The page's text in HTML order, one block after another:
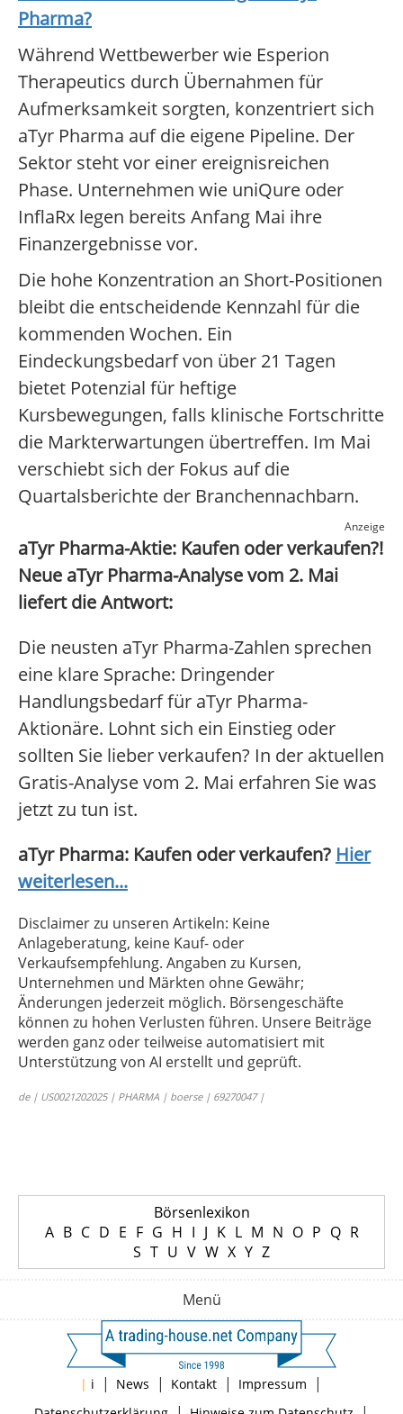
Pharma?
Während Wettbewerber wie Esperion
Therapeutics durch Übernahmen für
Aufmerksamkeit sorgten, konzentriert sich
aTyr Pharma auf die eigene Pipeline. Der
Sektor steht vor einer ereignisreichen
Phase. Unternehmen wie uniQure oder
InflaRx legen bereits Anfang Mai ihre
Finanzergebnisse vor.
Die hohe Konzentration an Short-Positionen
bleibt die entscheidende Kennzahl für die
kommenden Wochen. Ein
Eindeckungsbedarf von über 21 Tagen
bietet Potenzial für heftige
Kursbewegungen, falls klinische Fortschritte
die Markterwartungen übertreffen. Im Mai
verschiebt sich der Fokus auf die
Quartalsberichte der Branchennachbarn.
Anzeige
aTyr Pharma-Aktie: Kaufen oder verkaufen?!
Neue aTyr Pharma-Analyse vom 2. Mai
liefert die Antwort:
Die neusten aTyr Pharma-Zahlen sprechen
eine klare Sprache: Dringender
Handlungsbedarf für aTyr Pharma-
Aktionäre. Lohnt sich ein Einstieg oder
sollten Sie lieber verkaufen? In der aktuellen
Gratis-Analyse vom 2. Mai erfahren Sie was
jetzt zu tun ist.
aTyr Pharma: Kaufen oder verkaufen? Hier
weiterlesen...
Disclaimer zu unseren Artikeln: Keine
Anlageberatung, keine Kauf- oder
Verkaufsempfehlung. Angaben zu Kursen,
Unternehmen und Märkten ohne Gewähr;
Änderungen jederzeit möglich. Börsengeschäfte
können zu hohen Verlusten führen. Unsere Beiträge
werden ganz oder teilweise automatisiert mit
Unterstützung von AI erstellt und geprüft.
de | US0021202025 | PHARMA | boerse | 69270047 |
Börsenlexikon
A B C D E F G H I J K L M N O P Q R
S T U V W X Y Z
Menü
| i | News | Kontakt | Impressum |